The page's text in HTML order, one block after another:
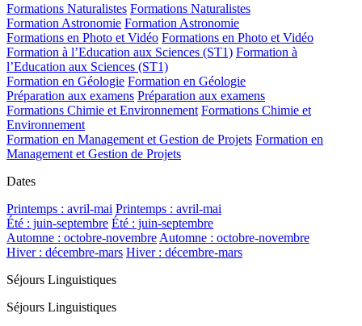
Formations Naturalistes Formations Naturalistes
Formation Astronomie Formation Astronomie
Formations en Photo et Vidéo Formations en Photo et Vidéo
Formation à l’Education aux Sciences (ST1) Formation à
l’Education aux Sciences (ST1)
Formation en Géologie Formation en Géologie
Préparation aux examens Préparation aux examens
Formations Chimie et Environnement Formations Chimie et
Environnement
Formation en Management et Gestion de Projets Formation en
Management et Gestion de Projets
Dates
Printemps : avril-mai Printemps : avril-mai
Été : juin-septembre Été : juin-septembre
Automne : octobre-novembre Automne : octobre-novembre
Hiver : décembre-mars Hiver : décembre-mars
Séjours Linguistiques
Séjours Linguistiques